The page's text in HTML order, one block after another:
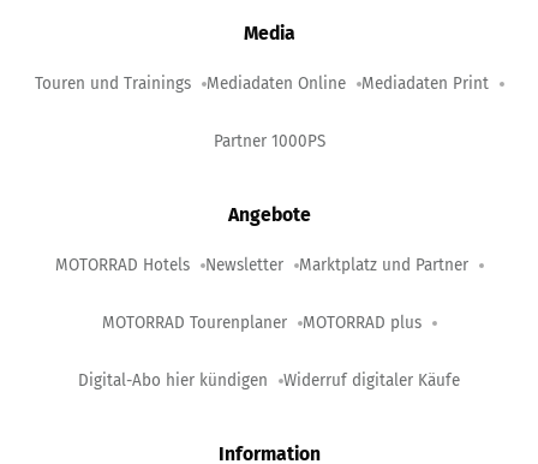
Media
Touren und Trainings Mediadaten Online Mediadaten Print
Partner 1000PS
Angebote
MOTORRAD Hotels Newsletter Marktplatz und Partner
MOTORRAD Tourenplaner MOTORRAD plus
Digital-Abo hier kündigen Widerruf digitaler Käufe
Information